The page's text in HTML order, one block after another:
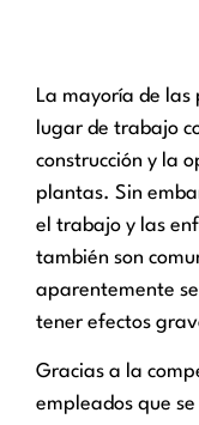
La mayoría de las
lugar de trabajo
construcción y la
plantas. Sin
el trabajo y las
también son
aparentemente
tener efectos
Gracias a la
empleados que